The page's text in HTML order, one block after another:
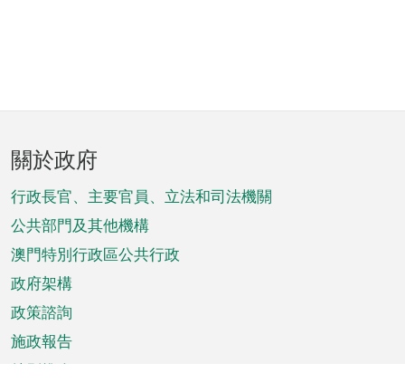
頁
腳
菜
單
關於政府
行政長官、主要官員、立法和司法機關
公共部門及其他機構
澳門特別行政區公共行政
政府架構
政策諮詢
施政報告
特別推介